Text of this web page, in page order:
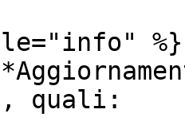
%}
quali: